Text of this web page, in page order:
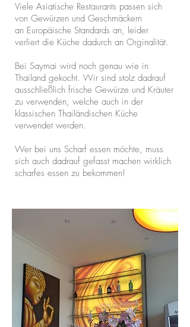
Viele Asiatische Restaurants passen sich
von Gewürzen und Geschmäckern
an Europäische Standards an, leider
verliert die Küche dadurch an Orginalität.
Bei Saymai wird noch genau wie in
Thailand gekocht. Wir sind stolz dadrauf
ausschließlich frische Gewürze und Kräuter
zu verwenden, welche auch in der
klassischen Thailändischen Küche
verwendet werden.
Wer bei uns Scharf essen möchte, muss
sich auch dadrauf gefasst machen wirklich
scharfes essen zu bekommen!